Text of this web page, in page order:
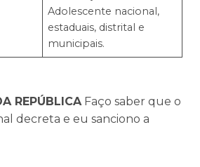
Adolescente nacional,
estaduais, distrital e
municipais.
REPÚBLICA Faço saber que o
decreta e eu sanciono a